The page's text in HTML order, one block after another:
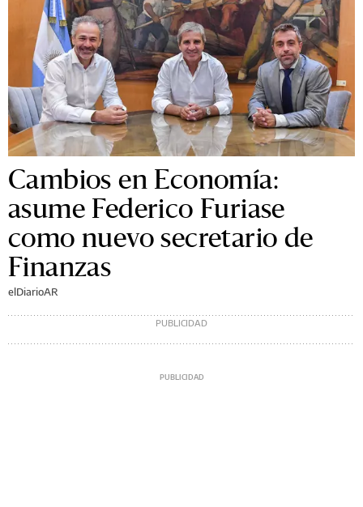
Cambios en Economía:
asume Federico Furiase
como nuevo secretario de
Finanzas
elDiarioAR